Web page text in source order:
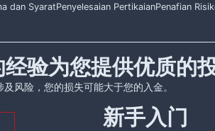
dan SyaratPenyelesaian PertikaianPenafian
验为您提供优质的
及风险，您的损失可能大于您的入金。
新手入门